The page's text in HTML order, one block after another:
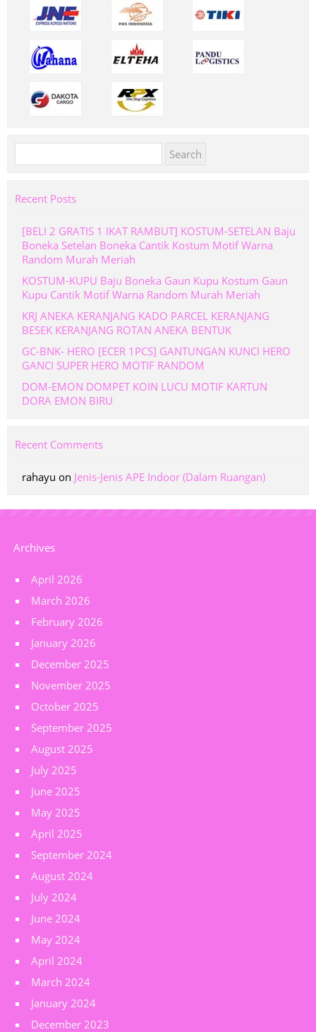
for:
Recent Posts
[BELI 2 GRATIS 1 IKAT RAMBUT] KOSTUM-SETELAN Baju
Boneka Setelan Boneka Cantik Kostum Motif Warna
Random Murah Meriah
KOSTUM-KUPU Baju Boneka Gaun Kupu Kostum Gaun
Kupu Cantik Motif Warna Random Murah Meriah
KRJ ANEKA KERANJANG KADO PARCEL KERANJANG
BESEK KERANJANG ROTAN ANEKA BENTUK
GC-BNK- HERO [ECER 1PCS] GANTUNGAN KUNCI HERO
GANCI SUPER HERO MOTIF RANDOM
DOM-EMON DOMPET KOIN LUCU MOTIF KARTUN
DORA EMON BIRU
Recent Comments
rahayu on Jenis-Jenis APE Indoor (Dalam Ruangan)
Archives
April 2026
March 2026
February 2026
January 2026
December 2025
November 2025
October 2025
September 2025
August 2025
July 2025
June 2025
May 2025
April 2025
September 2024
August 2024
July 2024
June 2024
May 2024
April 2024
March 2024
January 2024
December 2023